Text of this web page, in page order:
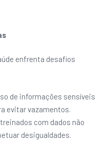
enfrenta desafios
de informações sensíveis
evitar vazamentos.
com dados não
desigualdades.